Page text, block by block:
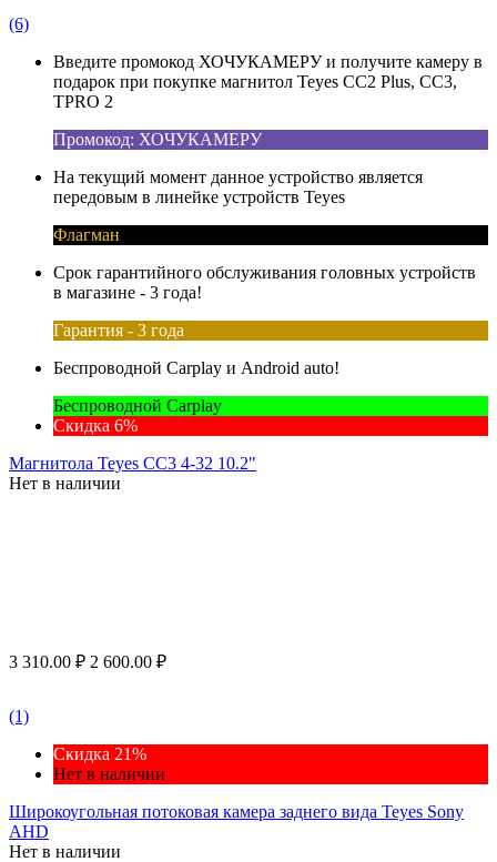
(6)
Введите промокод ХОЧУКАМЕРУ и получите камеру в
подарок при покупке магнитол Teyes CC2 Plus, CC3,
TPRO 2
Промокод: ХОЧУКАМЕРУ
На текущий момент данное устройство является
передовым в линейке устройств Teyes
Флагман
Срок гарантийного обслуживания головных устройств
в магазине - 3 года!
Гарантия - 3 года
Беспроводной Carplay и Android auto!
Беспроводной Carplay
Скидка 6%
Магнитола Teyes CC3 4-32 10.2"
Нет в наличии
3 310.00 ₽ 2 600.00 ₽
(1)
Скидка 21%
Нет в наличии
Широкоугольная потоковая камера заднего вида Teyes Sony
AHD
Нет в наличии